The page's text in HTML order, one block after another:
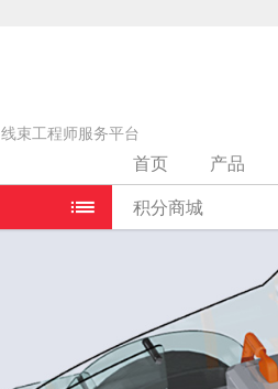
线束工程师服务平台
首页 产品
积分商城
线束厂家 >曼德汽车零部件（重庆）有限